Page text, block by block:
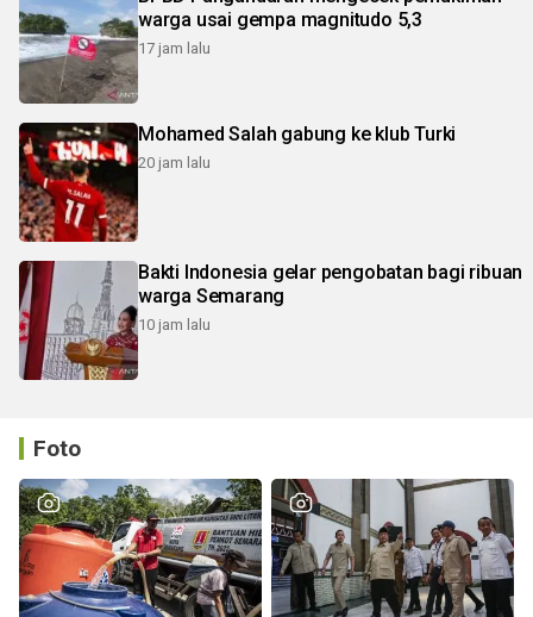
warga usai gempa magnitudo 5,3
17 jam lalu
Mohamed Salah gabung ke klub Turki
20 jam lalu
Bakti Indonesia gelar pengobatan bagi ribuan
warga Semarang
10 jam lalu
Foto